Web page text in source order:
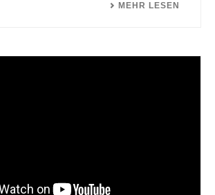
MEHR LESEN